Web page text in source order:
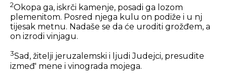
2Okopa ga, iskrči kamenje, posadi ga lozom
plemenitom. Posred njega kulu on podiže i u nj
tijesak metnu. Nadaše se da će uroditi grožđem, a
on izrodi vinjagu.
3Sad, žitelji jeruzalemski i ljudi Judejci, presudite
izmeđ' mene i vinograda mojega.